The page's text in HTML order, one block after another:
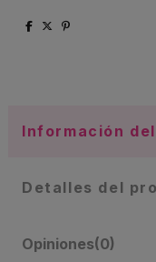
Información
Detalles del
Opiniones(0)